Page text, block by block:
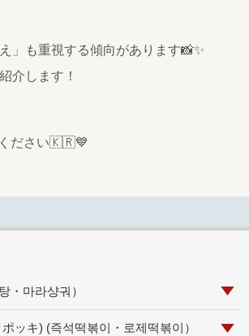
」も重視する傾向があります📸✨
介します！
ください🇰🇷💙
・마라샹궈）
ッキ) (즉석떡볶이・로제떡볶이）